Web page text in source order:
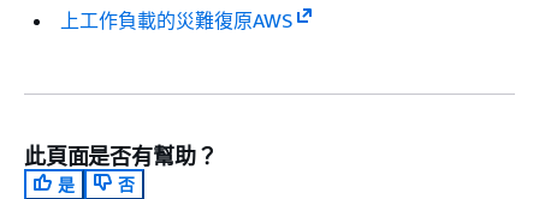
上工作負載的災難復原AWS
此頁面是否有幫助？
是
否